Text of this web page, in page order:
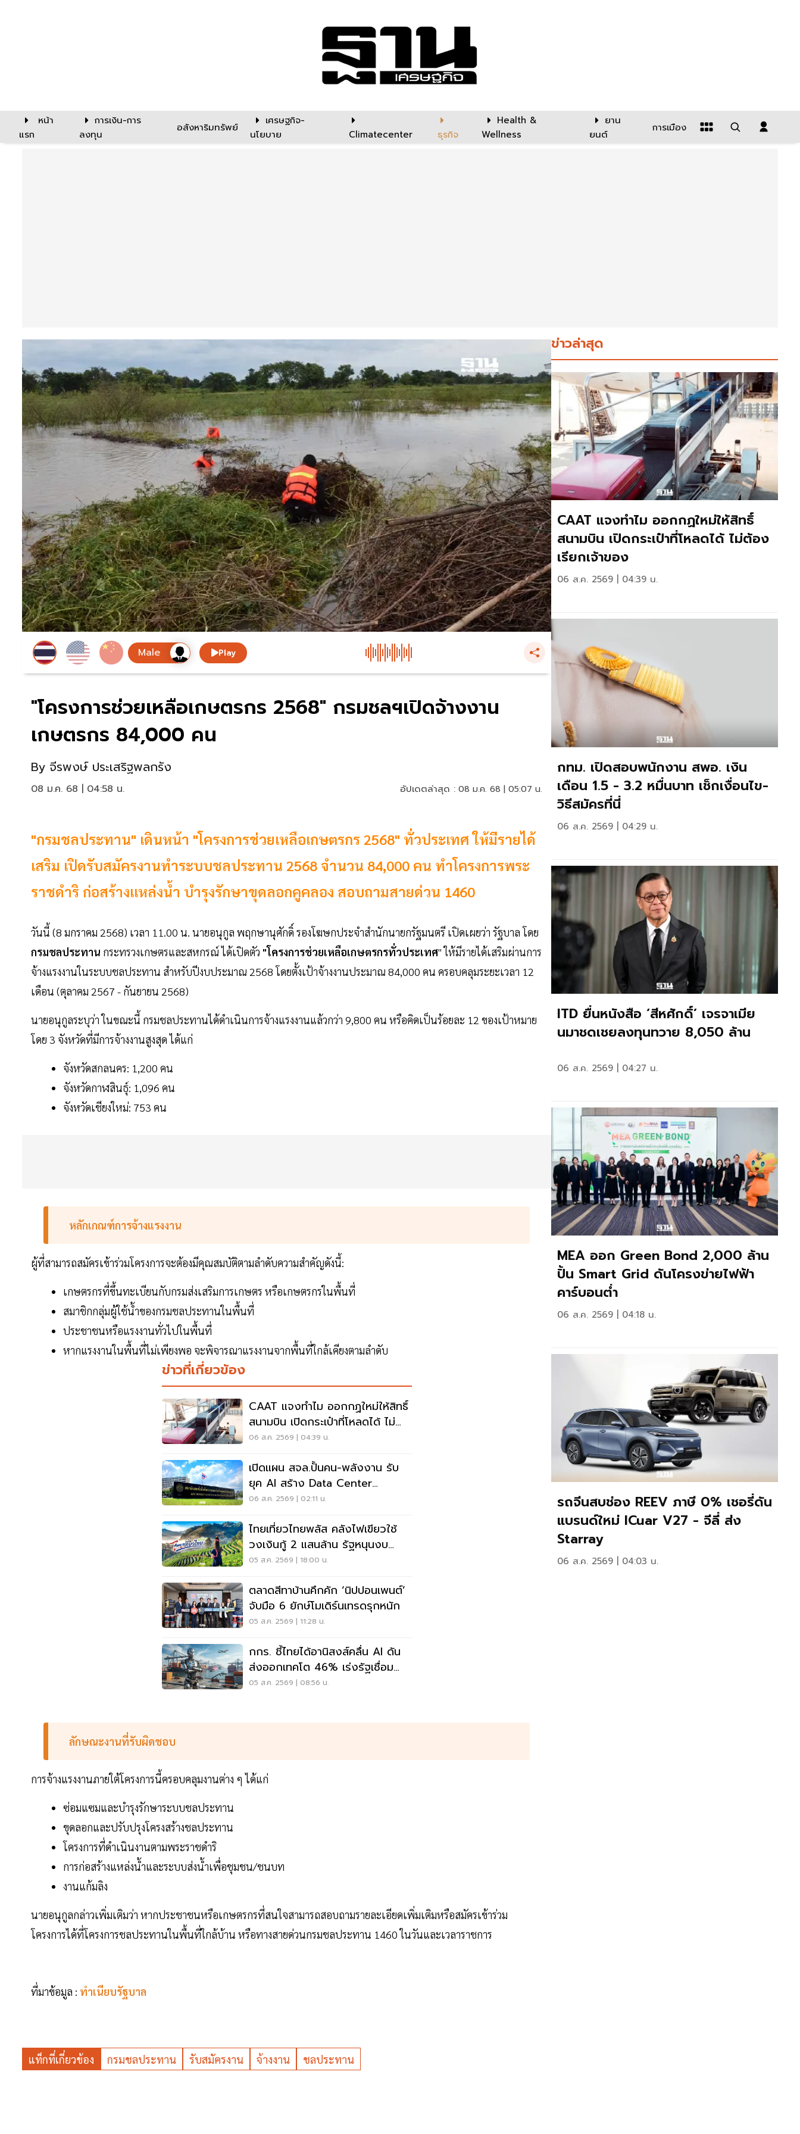
หน้า
แรก
การเงิน-การ
ลงทุน
อสังหาริมทรัพย์
เศรษฐกิจ-
นโยบาย
Climatecenter ธุรกิจ
Health &
Wellness
ยาน
ยนต์
การเมือง
Play
"โครงการช่วยเหลือเกษตรกร 2568" กรมชลฯเปิดจ้างงาน
เกษตรกร 84,000 คน
By จีรพงษ์ ประเสริฐพลกรัง
08 ม.ค. 68 | 04:58 น. อัปเดตล่าสุด : 08 ม.ค. 68 | 05:07 น.
"กรมชลประทาน" เดินหน้า "โครงการช่วยเหลือเกษตรกร 2568" ทั่วประเทศ ให้มีรายได้
เสริม เปิดรับสมัครงานทำระบบชลประทาน 2568 จำนวน 84,000 คน ทำโครงการพระ
ราชดำริ ก่อสร้างแหล่งน้ำ บำรุงรักษาขุดลอกคูคลอง สอบถามสายด่วน 1460
วันนี้ (8 มกราคม 2568) เวลา 11.00 น. นายอนุกูล พฤกษานุศักดิ์ รองโฆษกประจำสำนักนายกรัฐมนตรี เปิดเผยว่า รัฐบาล โดย
กรมชลประทาน กระทรวงเกษตรและสหกรณ์ ได้เปิดตัว "โครงการช่วยเหลือเกษตรกรทั่วประเทศ" ให้มีรายได้เสริมผ่านการ
จ้างแรงงานในระบบชลประทาน สำหรับปีงบประมาณ 2568 โดยตั้งเป้าจ้างงานประมาณ 84,000 คน ครอบคลุมระยะเวลา 12
เดือน (ตุลาคม 2567 - กันยายน 2568)
นายอนุกูลระบุว่า ในขณะนี้ กรมชลประทานได้ดำเนินการจ้างแรงงานแล้วกว่า 9,800 คน หรือคิดเป็นร้อยละ 12 ของเป้าหมาย
โดย 3 จังหวัดที่มีการจ้างงานสูงสุด ได้แก่
จังหวัดสกลนคร: 1,200 คน
จังหวัดกาฬสินธุ์: 1,096 คน
จังหวัดเชียงใหม่: 753 คน
หลักเกณฑ์การจ้างแรงงาน
ผู้ที่สามารถสมัครเข้าร่วมโครงการจะต้องมีคุณสมบัติตามลำดับความสำคัญดังนี้:
เกษตรกรที่ขึ้นทะเบียนกับกรมส่งเสริมการเกษตร หรือเกษตรกรในพื้นที่
สมาชิกกลุ่มผู้ใช้น้ำของกรมชลประทานในพื้นที่
ประชาชนหรือแรงงานทั่วไปในพื้นที่
หากแรงงานในพื้นที่ไม่เพียงพอ จะพิจารณาแรงงานจากพื้นที่ใกล้เคียงตามลำดับ
ข่าวที่เกี่ยวข้อง
CAAT แจงทำไม ออกกฏใหม่ให้สิทธิ์
สนามบิน เปิดกระเป๋าที่โหลดได้ ไม่
ต้องเรียกเจ้าของ
06 ส.ค. 2569 | 04:39 น.
เปิดแผน สจล.ปั้นคน-พลังงาน รับ
ยุค AI สร้าง Data Center
Sandbox
06 ส.ค. 2569 | 02:11 น.
ไทยเที่ยวไทยพลัส คลังไฟเขียวใช้
วงเงินกู้ 2 แสนล้าน รัฐหนุนงบ
1,750-2,000 ล้านบาท
05 ส.ค. 2569 | 18:00 น.
ตลาดสีทาบ้านคึกคัก ‘นิปปอนเพนต์’
จับมือ 6 ยักษ์โมเดิร์นเทรดรุกหนัก
05 ส.ค. 2569 | 11:28 น.
กกร. ชี้ไทยได้อานิสงส์คลื่น AI ดัน
ส่งออกเทคโต 46% เร่งรัฐเชื่อม
ข้อมูล
05 ส.ค. 2569 | 08:56 น.
ลักษณะงานที่รับผิดชอบ
การจ้างแรงงานภายใต้โครงการนี้ครอบคลุมงานต่าง ๆ ได้แก่
ซ่อมแซมและบำรุงรักษาระบบชลประทาน
ขุดลอกและปรับปรุงโครงสร้างชลประทาน
โครงการที่ดำเนินงานตามพระราชดำริ
การก่อสร้างแหล่งน้ำและระบบส่งน้ำเพื่อชุมชน/ชนบท
งานแก้มลิง
นายอนุกูลกล่าวเพิ่มเติมว่า หากประชาชนหรือเกษตรกรที่สนใจสามารถสอบถามรายละเอียดเพิ่มเติมหรือสมัครเข้าร่วม
โครงการได้ที่โครงการชลประทานในพื้นที่ใกล้บ้าน หรือทางสายด่วนกรมชลประทาน 1460 ในวันและเวลาราชการ
ที่มาข้อมูล : ทำเนียบรัฐบาล
แท็กที่เกี่ยวข้อง กรมชลประทาน รับสมัครงาน จ้างงาน ชลประทาน
ข่าวล่าสุด
CAAT แจงทำไม ออกกฏใหม่ให้สิทธิ์
สนามบิน เปิดกระเป๋าที่โหลดได้ ไม่ต้อง
เรียกเจ้าของ
06 ส.ค. 2569 | 04:39 น.
กทม. เปิดสอบพนักงาน สพอ. เงิน
เดือน 1.5 - 3.2 หมื่นบาท เช็กเงื่อนไข-
วิธีสมัครที่นี่
06 ส.ค. 2569 | 04:29 น.
ITD ยื่นหนังสือ ‘สีหศักดิ์’ เจรจาเมีย
นมาชดเชยลงทุนทวาย 8,050 ล้าน
06 ส.ค. 2569 | 04:27 น.
MEA ออก Green Bond 2,000 ล้าน
ปั้น Smart Grid ดันโครงข่ายไฟฟ้า
คาร์บอนต่ำ
06 ส.ค. 2569 | 04:18 น.
รถจีนสบช่อง REEV ภาษี 0% เชอรี่ดัน
แบรนด์ใหม่ ICuar V27 - จีลี่ ส่ง
Starray
06 ส.ค. 2569 | 04:03 น.